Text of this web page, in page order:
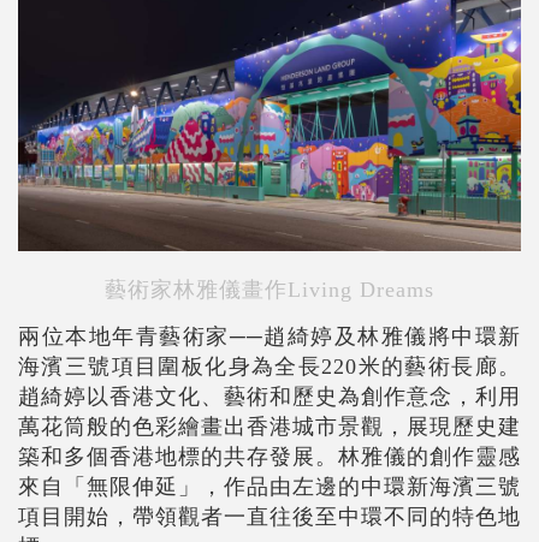
藝術家林雅儀畫作Living Dreams
兩位本地年青藝術家──趙綺婷及林雅儀將中環新
海濱三號項目圍板化身為全長220米的藝術長廊。
趙綺婷以香港文化、藝術和歷史為創作意念，利用
萬花筒般的色彩繪畫出香港城市景觀，展現歷史建
築和多個香港地標的共存發展。林雅儀的創作靈感
來自「無限伸延」，作品由左邊的中環新海濱三號
項目開始，帶領觀者一直往後至中環不同的特色地